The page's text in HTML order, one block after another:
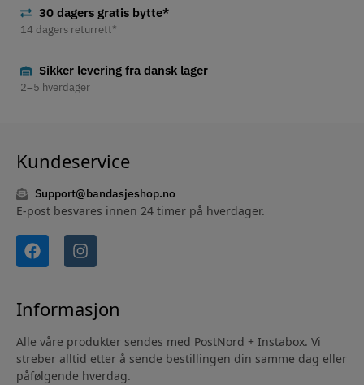
30 dagers gratis bytte*
14 dagers returrett*
Sikker levering fra dansk lager
2–5 hverdager
Kundeservice
Support@bandasjeshop.no
E-post besvares innen 24 timer på hverdager.
Informasjon
Alle våre produkter sendes med PostNord + Instabox. Vi
streber alltid etter å sende bestillingen din samme dag eller
påfølgende hverdag.